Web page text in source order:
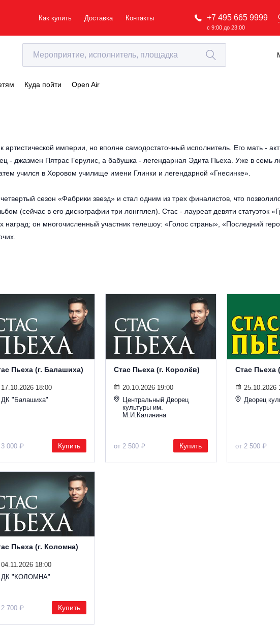
Как купить Доставка Контакты +7 495 665 9999
с 9:00 до 23:00
Куда пойти Open Air
артистической империи, но вполне самодостаточный исполнитель. Его мать -
- джазмен Пятрас Герулис, а бабушка - легендарная Эдита Пьеха. Уже в семь
учился в Хоровом училище имени Глинки и легендарной «Гнесинке».
сезон «Фабрики звезд» и стал одним из трех финалистов, что
(сейчас в его дискографии три лонгплея). Стас - лауреат девяти статуэток
наград; он многочисленный участник телешоу: «Голос страны», «Последний
Пьеха (г. Балашиха)
17.10.2026 18:00
ДК "Балашиха"
3 000 ₽ Купить
Стас Пьеха (г. Королёв)
20.10.2026 19:00
Центральный Дворец
культуры им.
М.И.Калинина
от 2 500 ₽ Купить
Стас Пьеха
25.10.2026
Дворец
от 2 500 ₽
Пьеха (г. Коломна)
04.11.2026 18:00
ДК "КОЛОМНА"
2 700 ₽ Купить